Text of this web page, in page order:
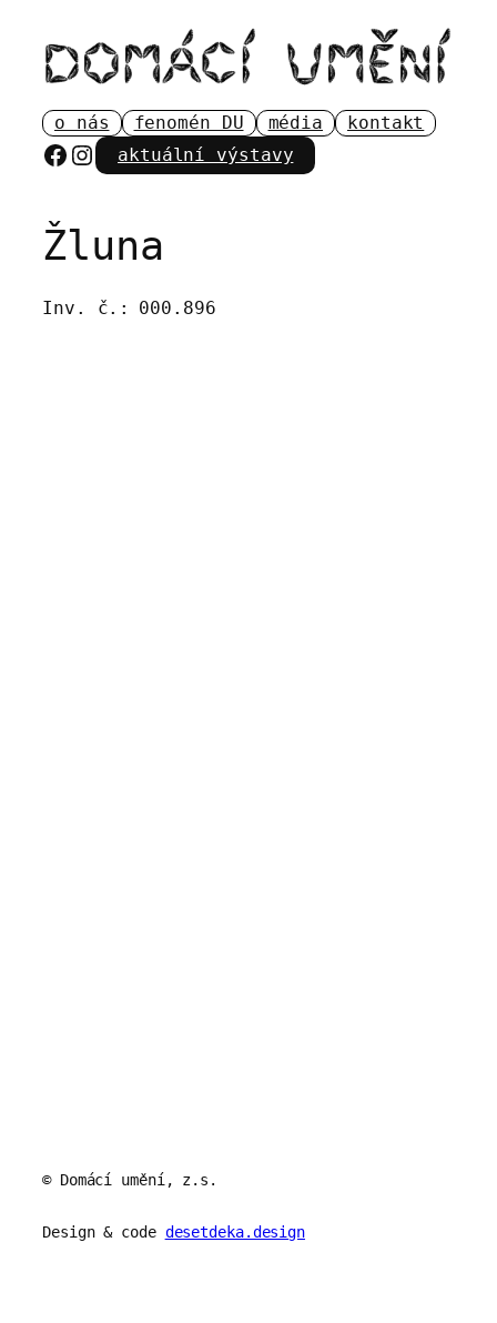
obsah
o nás fenomén DU média kontakt
Facebook
Instagram
aktuální výstavy
Žluna
Inv. č.: 000.896
© Domácí umění, z.s.
Design & code desetdeka.design